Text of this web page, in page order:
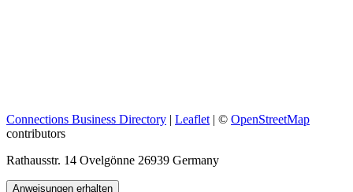
Connections Business Directory | Leaflet | © OpenStreetMap
contributors
Rathausstr. 14 Ovelgönne 26939 Germany
Anweisungen erhalten